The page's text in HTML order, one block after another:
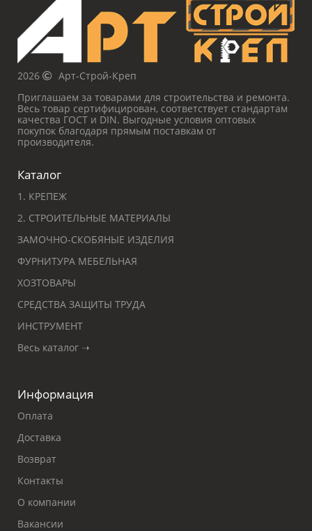
2026
Арт-Строй-Креп
Приглашаем за товарами для строительства и ремонта.
Весь товар сертифицирован, соответствует стандартам
качества ГОСТ и DIN. Выгодные условия оптовых
покупок благодаря прямым поставкам от
производителя.
Каталог
1. КРЕПЕЖ
2. СТРОИТЕЛЬНЫЕ МАТЕРИАЛЫ
ЗАМОЧНО-СКОБЯНЫЕ ИЗДЕЛИЯ
ФУРНИТУРА МЕБЕЛЬНАЯ
ХОЗТОВАРЫ
СРЕДСТВА ЗАЩИТЫ ТРУДА
ИНСТРУМЕНТ
Весь каталог ➝
Информация
Оплата
Доставка
Возврат
Контакты
О компании
Вакансии